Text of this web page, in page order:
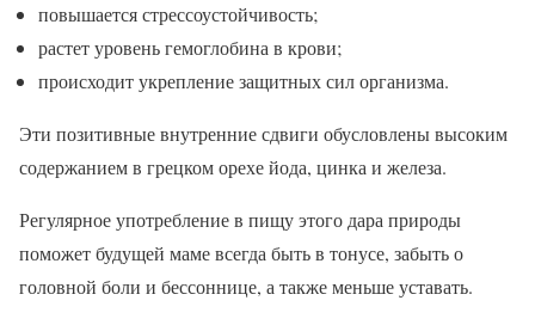
повышается стрессоустойчивость;
растет уровень гемоглобина в крови;
происходит укрепление защитных сил организма.
Эти позитивные внутренние сдвиги обусловлены высоким
содержанием в грецком орехе йода, цинка и железа.
Регулярное употребление в пищу этого дара природы
поможет будущей маме всегда быть в тонусе, забыть о
головной боли и бессоннице, а также меньше уставать.